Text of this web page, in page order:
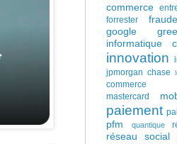
commerce
forrester fraude
google
informatique
innovation
jpmorgan chase
commerce
mastercard
paiement
pfm quantique
réseau social